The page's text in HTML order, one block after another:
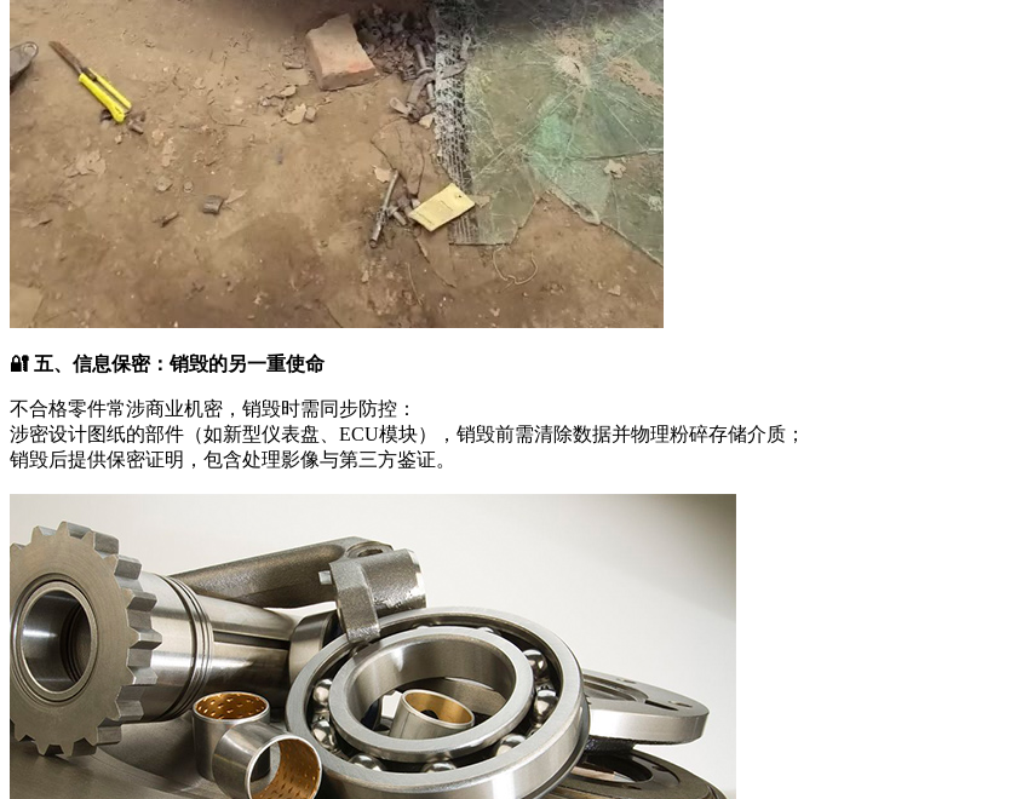
🔐 五、信息保密：销毁的另一重使命
不合格零件常涉商业机密，销毁时需同步防控：
涉密设计图纸的部件（如新型仪表盘、ECU模块），销毁前需清除数据并物理粉碎存储介质；
销毁后提供保密证明，包含处理影像与第三方鉴证。